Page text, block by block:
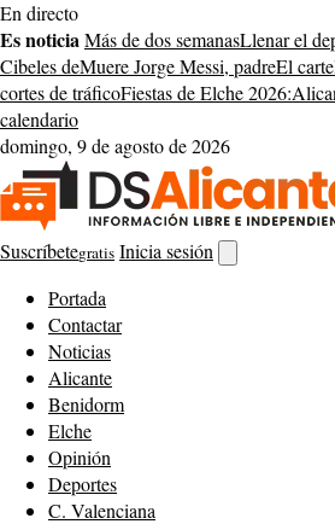
Saltar
al
contenido
En directo
Es noticiaMás de dos semanasLlenar el
Cibeles deMuere Jorge Messi, padreEl
cortes de tráficoFiestas de Elche 2026:
calendario
domingo, 9 de agosto de 2026
Suscríbetegratis Inicia sesión
buscador
Portada
Contactar
Noticias
Alicante
Benidorm
Elche
Opinión
Deportes
C. Valenciana